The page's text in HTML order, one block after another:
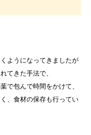
ようになってきましたが
てきた手法で、
で包んで時間をかけて、
、食材の保存も行ってい